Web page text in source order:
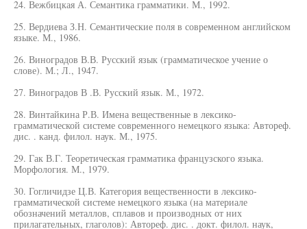
24. Вежбицкая А. Семантика грамматики. М., 1992.
25. Вердиева З.Н. Семантические поля в современном английском
языке. М., 1986.
26. Виноградов В.В. Русский язык (грамматическое учение о
слове). М.; Л., 1947.
27. Виноградов В .В. Русский язык. М., 1972.
28. Винтайкина Р.В. Имена вещественные в лексико-
грамматической системе современного немецкого языка: Автореф.
дис. . канд. филол. наук. М., 1975.
29. Гак В.Г. Теоретическая грамматика французского языка.
Морфология. М., 1979.
30. Гогличидзе Ц.В. Категория вещественности в лексико-
грамматической системе немецкого языка (на материале
обозначений металлов, сплавов и производных от них
прилагательных, глаголов): Автореф. дис. . докт. филол. наук,